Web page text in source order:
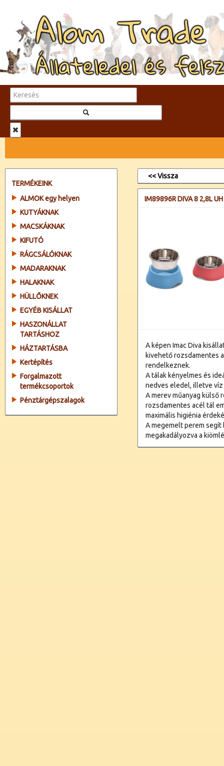
Alom Trade
Állateledel és
TERMÉKEINK
ALMOK egy helyen
KUTYÁKNAK
MACSKÁKNAK
KIFUTÓ
RÁGCSÁLÓKNAK
MADARAKNAK
HALAKNAK
HÜLLŐKNEK
EGYÉB KISÁLLAT
HASZONÁLLAT
TARTÁSHOZ
HÁZTARTÁSBA
Kertépítés
Forgalmazott
termékcsoportok
Pénztárgépszalagok
<< Vissza
IM89896R DIVA 8 2,8L
A képen Imac Diva
kivehető rozsdamentes
rendelkeznek.
A tálak kényelmes és
nedves eledel, illetve víz
A merev műanyag külső
rozsdamentes acél tál
maximális higiénia
A megemelt perem
megakadályozva a